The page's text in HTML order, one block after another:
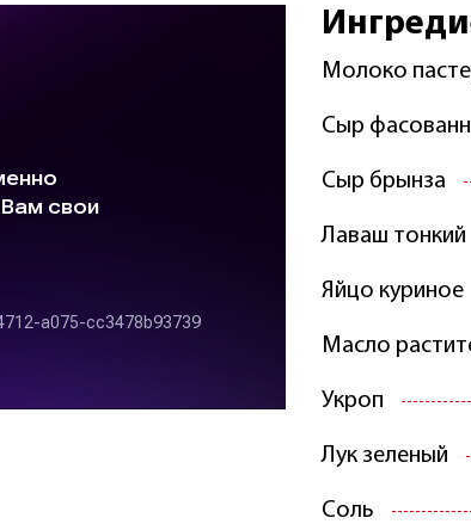
Молоко
Сыр
Сыр брынза
Лаваш тонкий
Яйцо куриное
Масло
Укроп
Лук зеленый
Соль